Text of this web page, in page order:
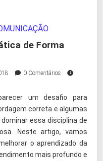
de Forma
0 Comentários
um desafio para
correta e algumas
essa disciplina de
Neste artigo, vamos
o aprendizado da
mais profundo e